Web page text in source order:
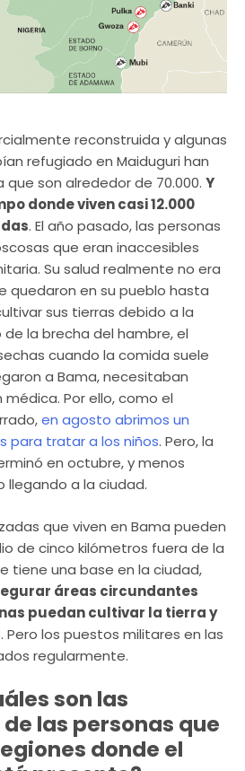
reconstruida y algunas
refugiado en Maiduguri han
son alrededor de 70.000. Y
donde viven casi 12.000
. El año pasado, las personas
que eran inaccesibles
Su salud realmente no era
quedaron en su pueblo hasta
sus tierras debido a la
de la brecha del hambre, el
cuando la comida suele
a Bama, necesitaban
Por ello, como el
en agosto abrimos un
para tratar a los niños. Pero, la
en octubre, y menos
llegando a la ciudad.
que viven en Bama pueden
de cinco kilómetros fuera de la
tiene una base en la ciudad,
áreas circundantes
puedan cultivar la tierra y
. Pero los puestos militares en las
regularmente.
son las
las personas que
donde el